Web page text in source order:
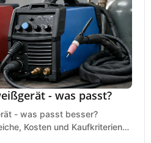
- was passt?
- was passt besser?
Kosten und Kaufkriterien